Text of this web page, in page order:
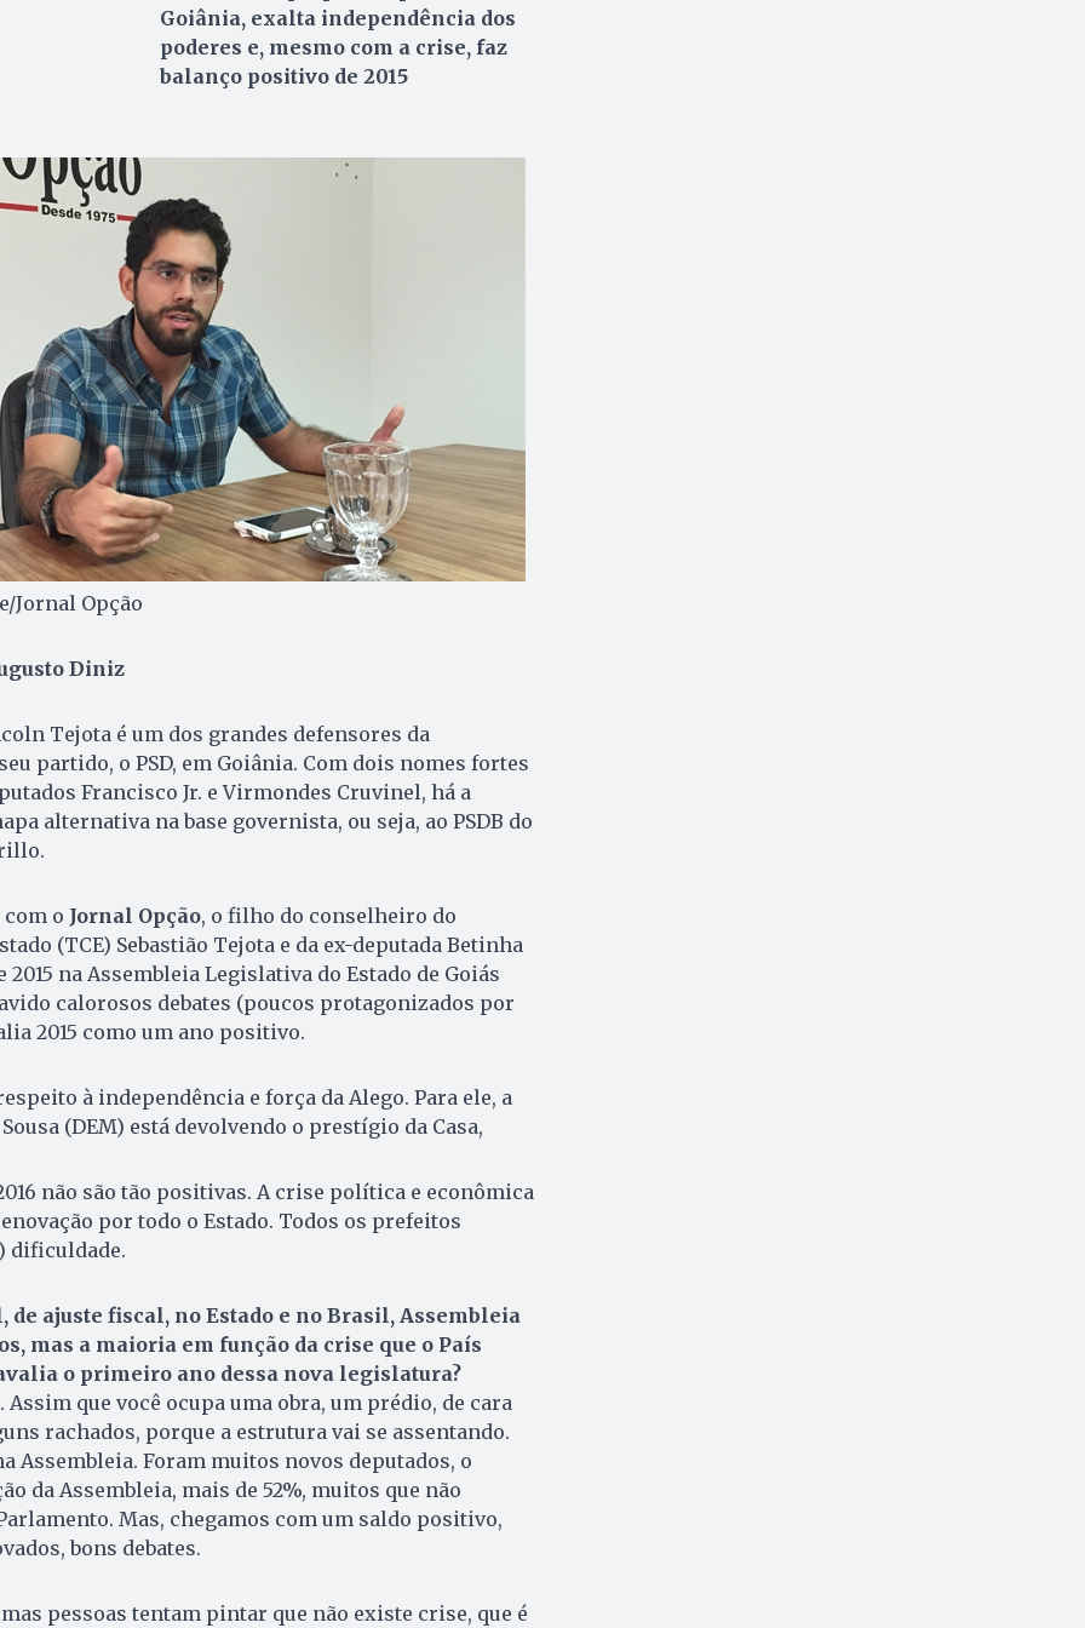
Goiânia, exalta independência dos
poderes e, mesmo com a crise, faz
balanço positivo de 2015
Jornal Opção
Diniz
Tejota é um dos grandes defensores da
partido, o PSD, em Goiânia. Com dois nomes fortes
Francisco Jr. e Virmondes Cruvinel, há a
alternativa na base governista, ou seja, ao PSDB do
o Jornal Opção, o filho do conselheiro do
(TCE) Sebastião Tejota e da ex-deputada Betinha
na Assembleia Legislativa do Estado de Goiás
calorosos debates (poucos protagonizados por
2015 como um ano positivo.
à independência e força da Alego. Para ele, a
(DEM) está devolvendo o prestígio da Casa,
não são tão positivas. A crise política e econômica
por todo o Estado. Todos os prefeitos
dificuldade.
ajuste fiscal, no Estado e no Brasil, Assembleia
mas a maioria em função da crise que o País
o primeiro ano dessa nova legislatura?
que você ocupa uma obra, um prédio, de cara
rachados, porque a estrutura vai se assentando.
Assembleia. Foram muitos novos deputados, o
da Assembleia, mais de 52%, muitos que não
Mas, chegamos com um saldo positivo,
bons debates.
pessoas tentam pintar que não existe crise, que é